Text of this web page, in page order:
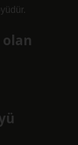
olan